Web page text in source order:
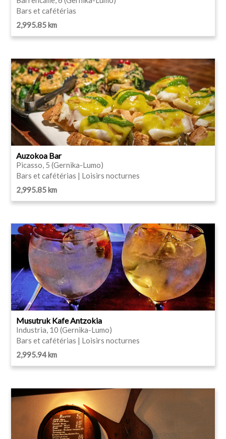
Bars et cafétérias
2,995.85 km
Auzokoa Bar
Picasso, 5 (Gernika-Lumo)
Bars et cafétérias | Loisirs nocturnes
2,995.85 km
Musutruk Kafe Antzokia
Industria, 10 (Gernika-Lumo)
Bars et cafétérias | Loisirs nocturnes
2,995.94 km